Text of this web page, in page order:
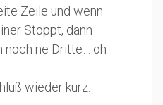
Zeile und wenn
Stoppt, dann
noch ne Dritte… oh
wieder kurz.